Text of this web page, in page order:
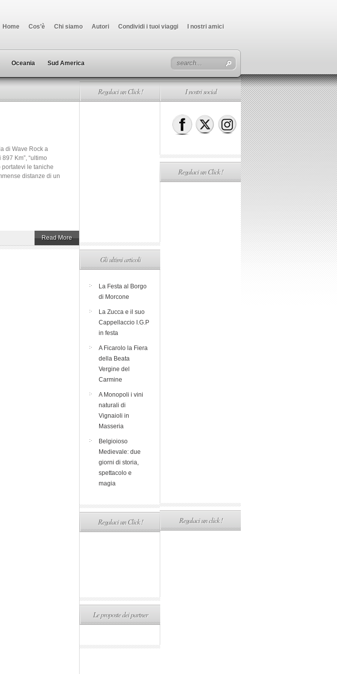
Home Cos’è Chi siamo Autori Condividi i tuoi viaggi I nostri amici
Oceania Sud America
di Wave Rock a
Km”, “ultimo
le taniche
distanze di un
Read More
Regalaci un Click !
Gli ultimi articoli
La Festa al Borgo
di Morcone
La Zucca e il suo
Cappellaccio I.G.P
in festa
A Ficarolo la Fiera
della Beata
Vergine del
Carmine
A Monopoli i vini
naturali di
Vignaioli in
Masseria
Belgioioso
Medievale: due
giorni di storia,
spettacolo e
magia
Regalaci un Click !
Le proposte dei partner
I nostri social
Regalaci un Click !
Regalaci un click !